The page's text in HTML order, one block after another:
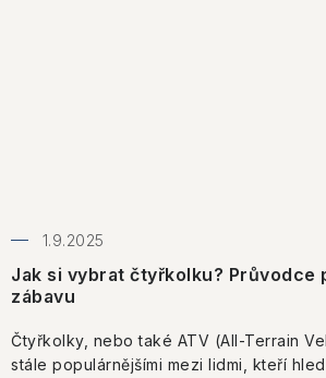
Jak si vybrat čtyřkolku? Průvodce
zábavu
1.9.2025
Čtyřkolky, nebo také ATV (All-Terrain
stále populárnějšími mezi lidmi, kteří